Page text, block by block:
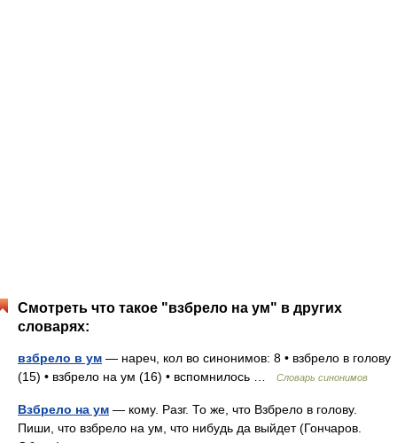
Смотреть что такое "взбрело на ум" в других
словарях:
взбрело в ум — нареч, кол во синонимов: 8 • взбрело в голову
(15) • взбрело на ум (16) • вспомнилось …
Словарь синонимов
Взбрело на ум — кому. Разг. То же, что Взбрело в голову.
Пиши, что взбрело на ум, что нибудь да выйдет (Гончаров.